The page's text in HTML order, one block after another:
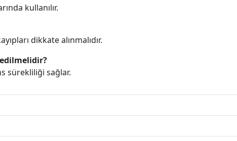
kullanılır.
dikkate alınmalıdır.
sürekliliği sağlar.